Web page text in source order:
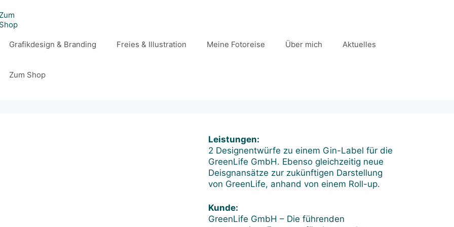
Shop
Grafikdesign & Branding Freies & Illustration Meine Fotoreise Über mich Aktuelles
Zum Shop
Leistungen:
2 Designentwürfe zu einem Gin-Label für die
GreenLife GmbH. Ebenso gleichzeitig neue
Deisgnansätze zur zukünftigen Darstellung
von GreenLife, anhand von einem Roll-up.
Kunde:
GreenLife GmbH – Die führenden